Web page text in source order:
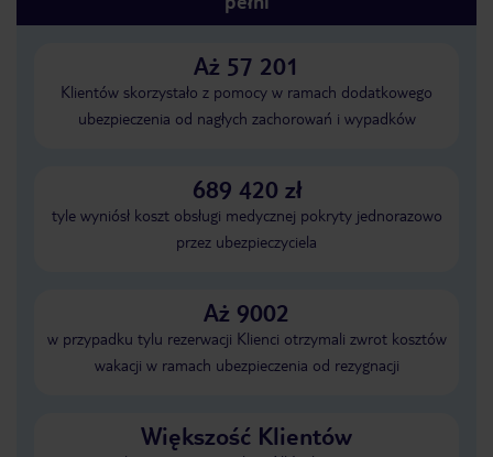
Aż 57 201
Klientów skorzystało z pomocy w ramach dodatkowego
ubezpieczenia od nagłych zachorowań i wypadków
689 420 zł
tyle wyniósł koszt obsługi medycznej pokryty jednorazowo
przez ubezpieczyciela
Aż 9002
w przypadku tylu rezerwacji Klienci otrzymali zwrot kosztów
wakacji w ramach ubezpieczenia od rezygnacji
Większość Klientów